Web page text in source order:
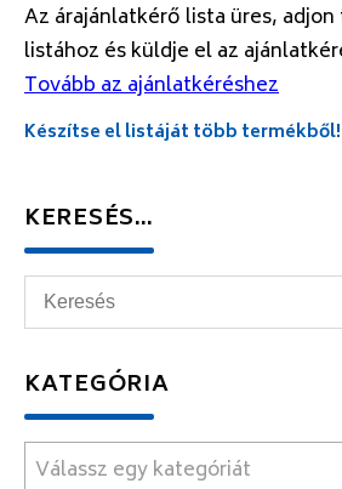
Az árajánlatkérő lista üres,
listához és küldje el az
Tovább az ajánlatkéréshez
Készítse el listáját több termékből!
KERESÉS…
KATEGÓRIA
Válassz egy kategóriát